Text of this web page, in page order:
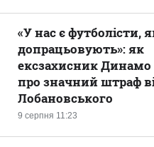
9 серпня 11:23
«У нас є футболісти,
допрацьовують»: як
ексзахисник Динамо
про значний штраф
Лобановського